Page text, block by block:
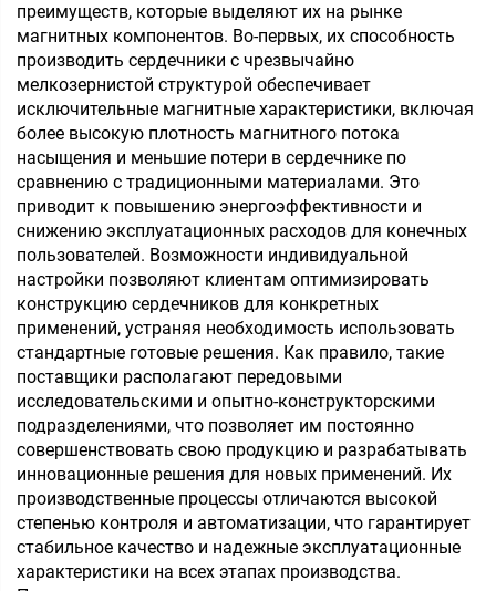
преимуществ, которые выделяют их на рынке
магнитных компонентов. Во-первых, их способность
производить сердечники с чрезвычайно
мелкозернистой структурой обеспечивает
исключительные магнитные характеристики, включая
более высокую плотность магнитного потока
насыщения и меньшие потери в сердечнике по
сравнению с традиционными материалами. Это
приводит к повышению энергоэффективности и
снижению эксплуатационных расходов для конечных
пользователей. Возможности индивидуальной
настройки позволяют клиентам оптимизировать
конструкцию сердечников для конкретных
применений, устраняя необходимость использовать
стандартные готовые решения. Как правило, такие
поставщики располагают передовыми
исследовательскими и опытно-конструкторскими
подразделениями, что позволяет им постоянно
совершенствовать свою продукцию и разрабатывать
инновационные решения для новых применений. Их
производственные процессы отличаются высокой
степенью контроля и автоматизации, что гарантирует
стабильное качество и надежные эксплуатационные
характеристики на всех этапах производства.